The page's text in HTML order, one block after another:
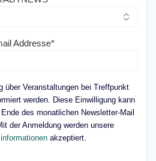
Addresse*
über Veranstaltungen bei Treffpunkt
werden. Diese Einwilligung kann
des monatlichen Newsletter-Mail
der Anmeldung werden unsere
akzeptiert.